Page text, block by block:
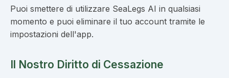
Puoi smettere di utilizzare SeaLegs AI in qualsiasi
momento e puoi eliminare il tuo account tramite le
impostazioni dell'app.
Il Nostro Diritto di Cessazione